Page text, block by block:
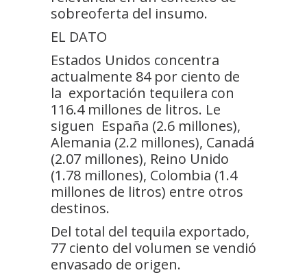
sobreoferta del insumo.
EL DATO
Estados Unidos concentra
actualmente 84 por ciento de
la exportación tequilera con
116.4 millones de litros. Le
siguen España (2.6 millones),
Alemania (2.2 millones), Canadá
(2.07 millones), Reino Unido
(1.78 millones), Colombia (1.4
millones de litros) entre otros
destinos.
Del total del tequila exportado,
77 ciento del volumen se vendió
envasado de origen.